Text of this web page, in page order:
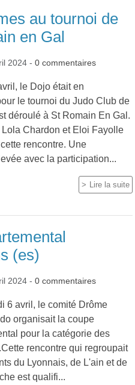
au tournoi de
en Gal
2024 - 0 commentaires
le Dojo était en
le tournoi du Judo Club de
déroulé à St Romain En Gal.
Chardon et Eloi Fayolle
rencontre. Une
avec la participation...
Lire la suite
(es)
2024 - 0 commentaires
le comité Drôme
organisait la coupe
pour la catégorie des
rencontre qui regroupait
du Lyonnais, de L'ain et de
est qualifi...